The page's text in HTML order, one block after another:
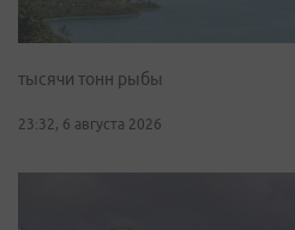
тысячи тонн рыбы
23:32, 6 августа 2026